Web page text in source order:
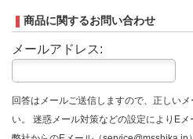
商品に関するお問い合わせ
メールアドレス:
回答はメールご送信しますので、正しい
い。 迷惑メール対策などの設定によりEメ